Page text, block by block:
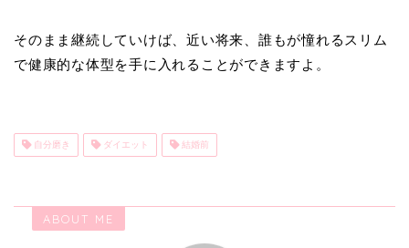
そのまま継続していけば、近い将来、誰もが憧れるスリム
で健康的な体型を手に入れることができますよ。
自分磨き ダイエット 結婚前
ABOUT ME